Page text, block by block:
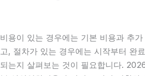
비용이 있는 경우에는 기본 비용과 추
고, 절차가 있는 경우에는 시작부터 완
되는지 살펴보는 것이 필요합니다.